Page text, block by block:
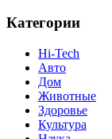
Категории
Hi-Tech
Авто
Дом
Животные
Здоровье
Культура